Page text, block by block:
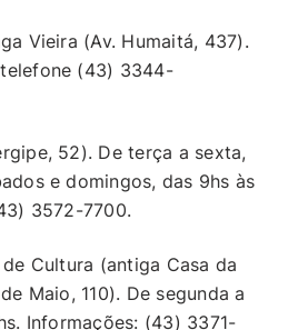
Vieira (Av. Humaitá, 437).
(43) 3344-
52). De terça a sexta,
e domingos, das 9hs às
(43) 3572-7700.
Cultura (antiga Casa da
Maio, 110). De segunda a
Informações: (43) 3371-